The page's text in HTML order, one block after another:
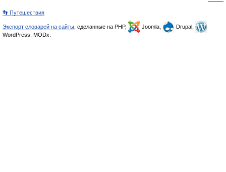
👣 Путешествия
Экспорт словарей на сайты , сделанные на PHP, Joomla,
Drupal,
WordPress, MODx.